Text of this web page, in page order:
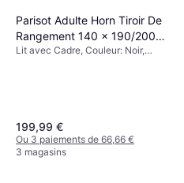
Parisot Adulte Horn Tiroir De
Rangement 140 x 190/200
cm Décor Chêne Et Noir Lit
Lit avec Cadre, Couleur: Noir,
199,99 €
Ou 3 paiements de 66,66 €
3 magasins